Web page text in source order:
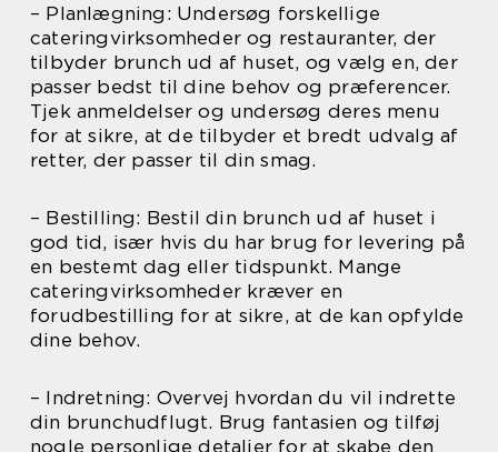
– Planlægning: Undersøg forskellige
cateringvirksomheder og restauranter, der
tilbyder brunch ud af huset, og vælg en, der
passer bedst til dine behov og præferencer.
Tjek anmeldelser og undersøg deres menu
for at sikre, at de tilbyder et bredt udvalg af
retter, der passer til din smag.
– Bestilling: Bestil din brunch ud af huset i
god tid, især hvis du har brug for levering på
en bestemt dag eller tidspunkt. Mange
cateringvirksomheder kræver en
forudbestilling for at sikre, at de kan opfylde
dine behov.
– Indretning: Overvej hvordan du vil indrette
din brunchudflugt. Brug fantasien og tilføj
nogle personlige detaljer for at skabe den